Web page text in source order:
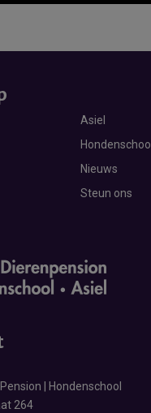
Asiel
Hondenschool
Nieuws
Steun ons
| Hondenschool
264